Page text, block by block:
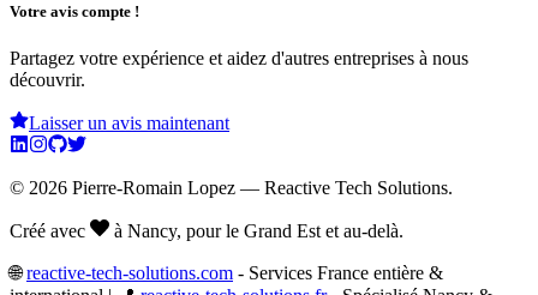
Votre avis compte !
Partagez votre expérience et aidez d'autres entreprises à nous
découvrir.
Laisser un avis maintenant
© 2026 Pierre-Romain Lopez — Reactive Tech Solutions.
Créé avec à Nancy, pour le Grand Est et au-delà.
🌐reactive-tech-solutions.com - Services France entière &